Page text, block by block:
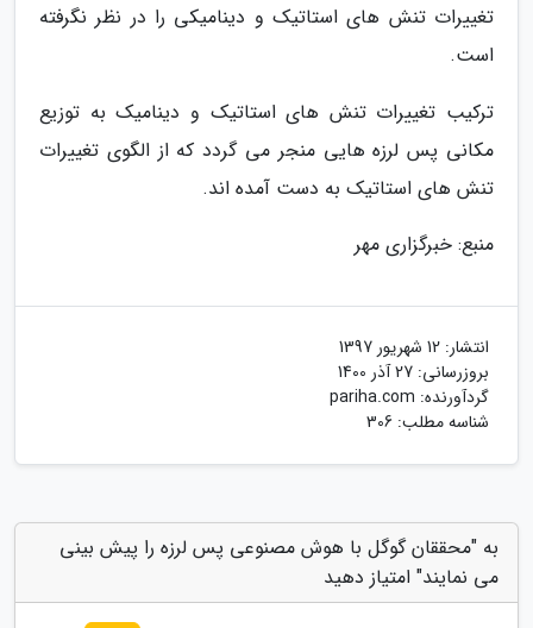
تغییرات تنش های استاتیک و دینامیکی را در نظر نگرفته
است.
ترکیب تغییرات تنش های استاتیک و دینامیک به توزیع
مکانی پس لرزه هایی منجر می گردد که از الگوی تغییرات
تنش های استاتیک به دست آمده اند.
منبع: خبرگزاری مهر
انتشار: 12 شهریور 1397
بروزرسانی: 27 آذر 1400
گردآورنده: pariha.com
شناسه مطلب: 306
به "محققان گوگل با هوش مصنوعی پس لرزه را پیش بینی
می نمایند" امتیاز دهید